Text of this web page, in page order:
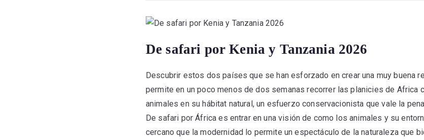
De safari por Kenia y Tanzania 2026
Descubrir estos dos países que se han esforzado en crear una muy buena
permite en un poco menos de dos semanas recorrer las planicies de Africa
animales en su hábitat natural, un esfuerzo conservacionista que vale la
De safari por África es entrar en una visión de como los animales y su
cercano que la modernidad lo permite un espectáculo de la naturaleza que